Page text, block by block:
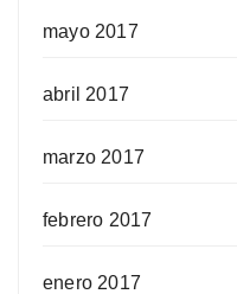
mayo 2017
abril 2017
marzo 2017
febrero 2017
enero 2017